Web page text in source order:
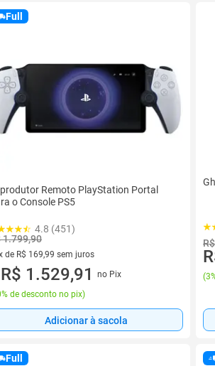
Full
Remoto PlayStation Portal
o Console PS5
4.8 (451)
1.799,90
de R$ 169,99 sem juros
vez de R$ 169,99 sem juros
R$ 1.529,91
no Pix
de desconto no pix)
Adicionar à sacola
(
Full